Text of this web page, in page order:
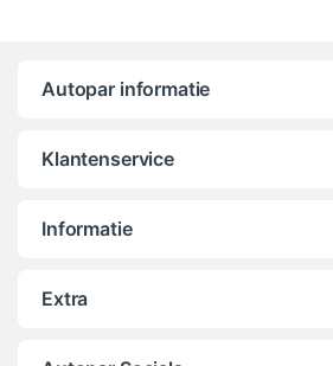
Autopar informatie
Klantenservice
Informatie
Extra